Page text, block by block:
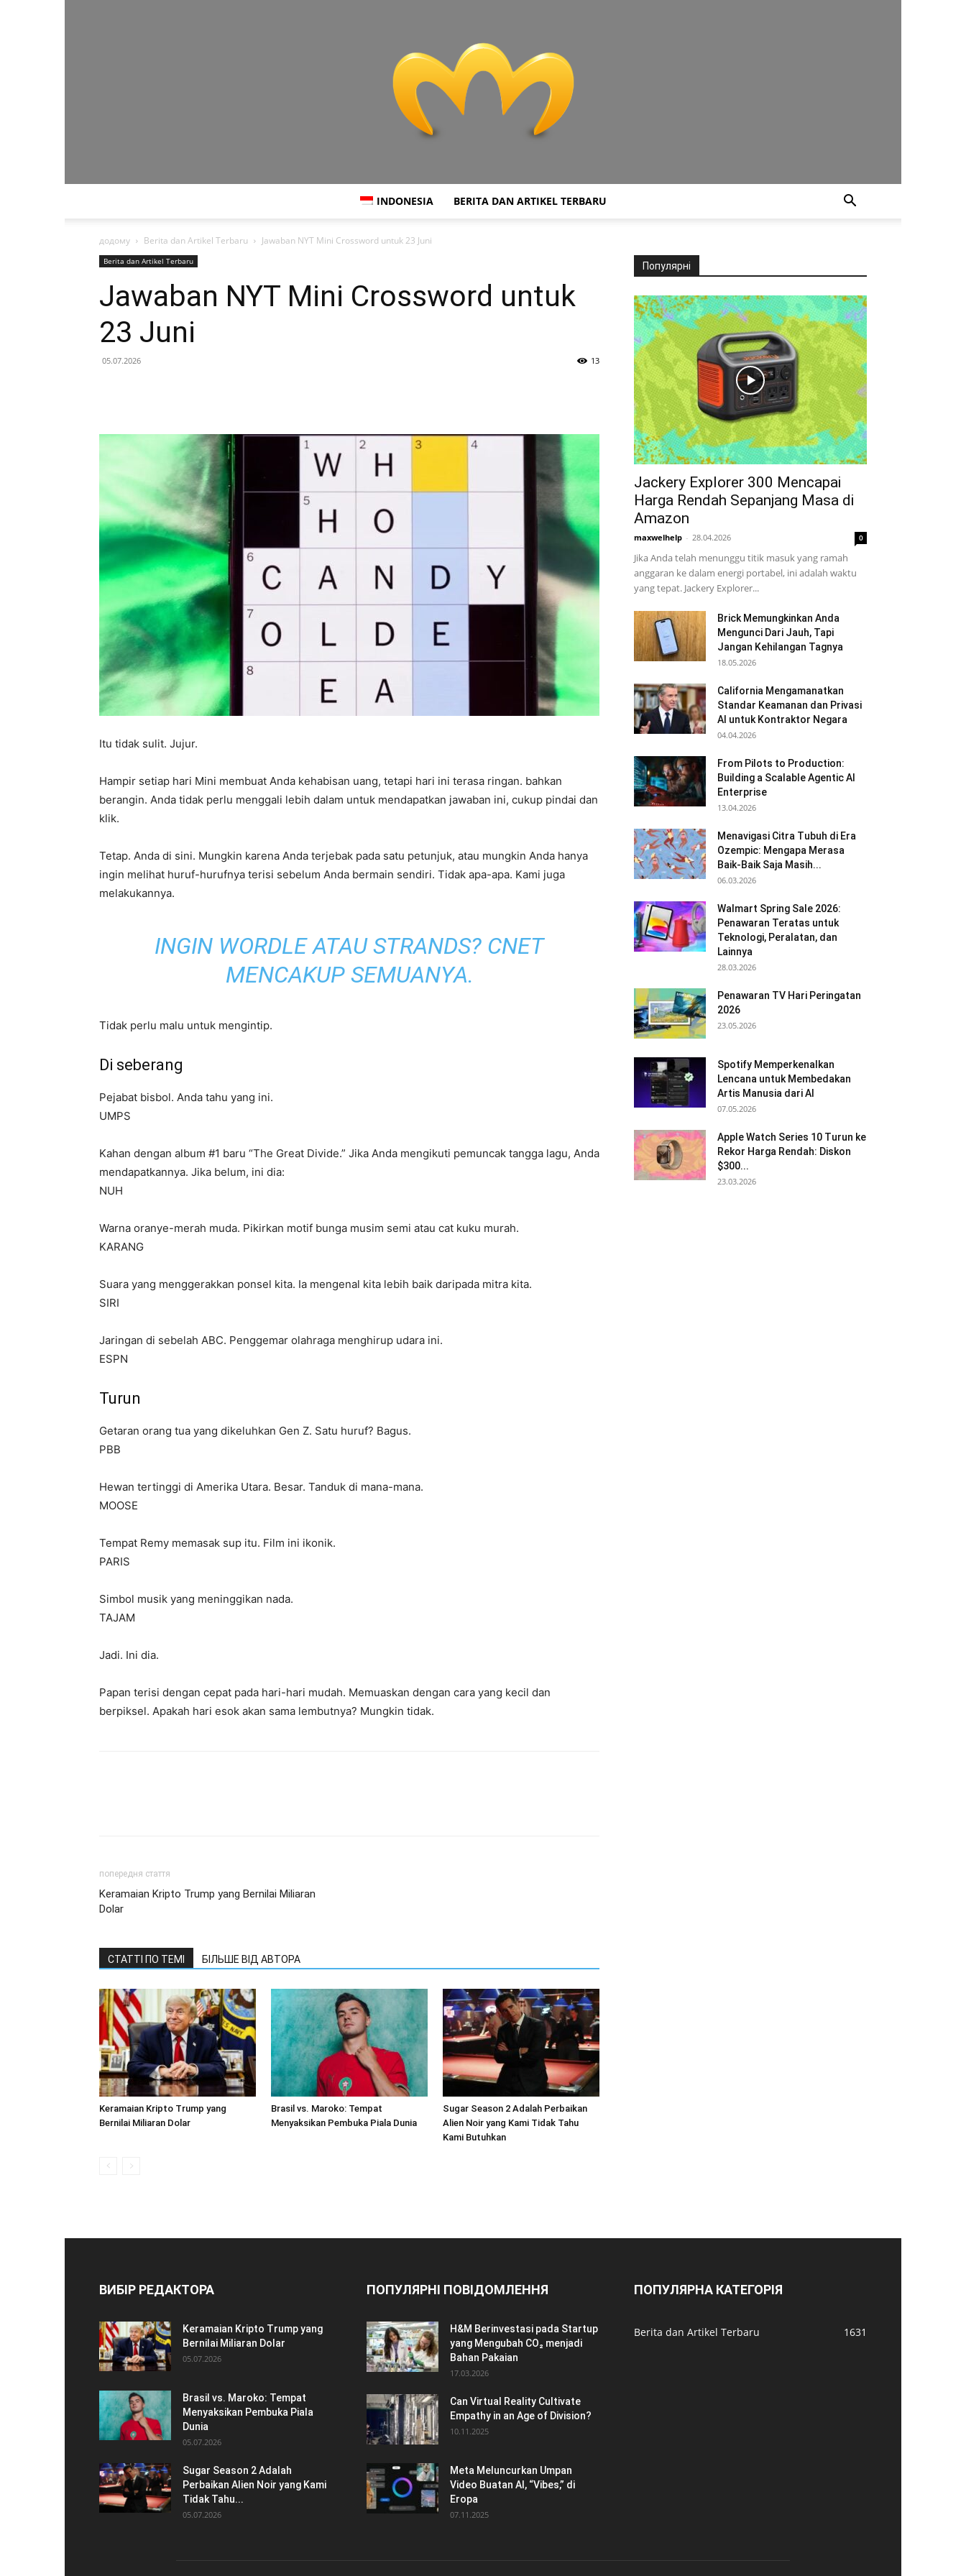
INDONESIA BERITA DAN ARTIKEL TERBARU
додому Berita dan Artikel Terbaru Jawaban NYT Mini Crossword untuk 23 Juni
Berita dan Artikel Terbaru
Jawaban NYT Mini Crossword untuk
23 Juni
05.07.2026 13
Itu tidak sulit. Jujur.
Hampir setiap hari Mini membuat Anda kehabisan uang, tetapi hari ini terasa ringan. bahkan
berangin. Anda tidak perlu menggali lebih dalam untuk mendapatkan jawaban ini, cukup pindai dan
klik.
Tetap. Anda di sini. Mungkin karena Anda terjebak pada satu petunjuk, atau mungkin Anda hanya
ingin melihat huruf-hurufnya terisi sebelum Anda bermain sendiri. Tidak apa-apa. Kami juga
melakukannya.
INGIN WORDLE ATAU STRANDS? CNET
MENCAKUP SEMUANYA.
Tidak perlu malu untuk mengintip.
Di seberang
Pejabat bisbol. Anda tahu yang ini.
UMPS
Kahan dengan album #1 baru “The Great Divide.” Jika Anda mengikuti pemuncak tangga lagu, Anda
mendapatkannya. Jika belum, ini dia:
NUH
Warna oranye-merah muda. Pikirkan motif bunga musim semi atau cat kuku murah.
KARANG
Suara yang menggerakkan ponsel kita. Ia mengenal kita lebih baik daripada mitra kita.
SIRI
Jaringan di sebelah ABC. Penggemar olahraga menghirup udara ini.
ESPN
Turun
Getaran orang tua yang dikeluhkan Gen Z. Satu huruf? Bagus.
PBB
Hewan tertinggi di Amerika Utara. Besar. Tanduk di mana-mana.
MOOSE
Tempat Remy memasak sup itu. Film ini ikonik.
PARIS
Simbol musik yang meninggikan nada.
TAJAM
Jadi. Ini dia.
Papan terisi dengan cepat pada hari-hari mudah. Memuaskan dengan cara yang kecil dan
berpiksel. Apakah hari esok akan sama lembutnya? Mungkin tidak.
попередня стаття
Keramaian Kripto Trump yang Bernilai Miliaran
Dolar
СТАТТІ ПО ТЕМІ БІЛЬШЕ ВІД АВТОРА
Keramaian Kripto Trump yang
Bernilai Miliaran Dolar
Brasil vs. Maroko: Tempat
Menyaksikan Pembuka Piala Dunia
Sugar Season 2 Adalah Perbaikan
Alien Noir yang Kami Tidak Tahu
Kami Butuhkan
Популярні
Jackery Explorer 300 Mencapai
Harga Rendah Sepanjang Masa di
Amazon
maxwelhelp - 28.04.2026 0
Jika Anda telah menunggu titik masuk yang ramah
anggaran ke dalam energi portabel, ini adalah waktu
yang tepat. Jackery Explorer...
Brick Memungkinkan Anda
Mengunci Dari Jauh, Tapi
Jangan Kehilangan Tagnya
18.05.2026
California Mengamanatkan
Standar Keamanan dan Privasi
AI untuk Kontraktor Negara
04.04.2026
From Pilots to Production:
Building a Scalable Agentic AI
Enterprise
13.04.2026
Menavigasi Citra Tubuh di Era
Ozempic: Mengapa Merasa
Baik-Baik Saja Masih...
06.03.2026
Walmart Spring Sale 2026:
Penawaran Teratas untuk
Teknologi, Peralatan, dan
Lainnya
28.03.2026
Penawaran TV Hari Peringatan
2026
23.05.2026
Spotify Memperkenalkan
Lencana untuk Membedakan
Artis Manusia dari AI
07.05.2026
Apple Watch Series 10 Turun ke
Rekor Harga Rendah: Diskon
$300...
23.03.2026
ВИБІР РЕДАКТОРА
Keramaian Kripto Trump yang
Bernilai Miliaran Dolar
05.07.2026
Brasil vs. Maroko: Tempat
Menyaksikan Pembuka Piala
Dunia
05.07.2026
Sugar Season 2 Adalah
Perbaikan Alien Noir yang Kami
Tidak Tahu...
05.07.2026
ПОПУЛЯРНІ ПОВІДОМЛЕННЯ
H&M Berinvestasi pada Startup
yang Mengubah CO₂ menjadi
Bahan Pakaian
17.03.2026
Can Virtual Reality Cultivate
Empathy in an Age of Division?
10.11.2025
Meta Meluncurkan Umpan
Video Buatan AI, “Vibes,” di
Eropa
07.11.2025
ПОПУЛЯРНА КАТЕГОРІЯ
Berita dan Artikel Terbaru 1631